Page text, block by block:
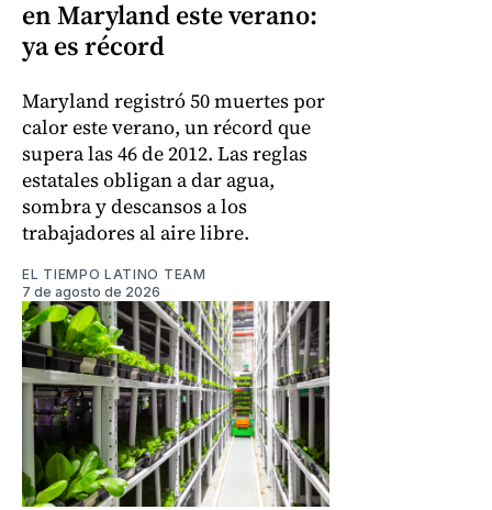
en Maryland este verano:
ya es récord
Maryland registró 50 muertes por
calor este verano, un récord que
supera las 46 de 2012. Las reglas
estatales obligan a dar agua,
sombra y descansos a los
trabajadores al aire libre.
EL TIEMPO LATINO TEAM
7 de agosto de 2026